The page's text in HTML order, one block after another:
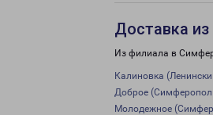
Доставка
Из филиала в
Калиновка
Доброе
Молодежное